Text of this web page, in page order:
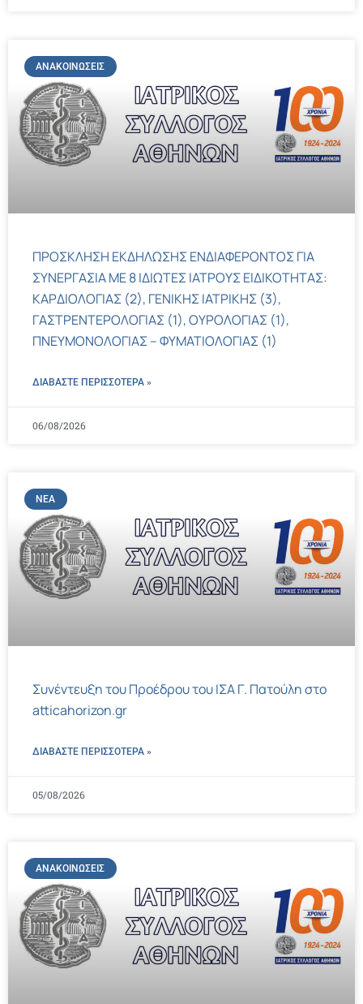
ΑΝΑΚΟΙΝΏΣΕΙΣ
ΠΡΟΣΚΛΗΣΗ ΕΚΔΗΛΩΣΗΣ ΕΝΔΙΑΦΕΡΟΝΤΟΣ ΓΙΑ
ΣΥΝΕΡΓΑΣΙΑ ΜΕ 8 ΙΔΙΩΤΕΣ ΙΑΤΡΟΥΣ ΕΙΔΙΚΟΤΗΤΑΣ:
ΚΑΡΔΙΟΛΟΓΙΑΣ (2), ΓΕΝΙΚΗΣ ΙΑΤΡΙΚΗΣ (3),
ΓΑΣΤΡΕΝΤΕΡΟΛΟΓΙΑΣ (1), ΟΥΡΟΛΟΓΙΑΣ (1),
ΠΝΕΥΜΟΝΟΛΟΓΙΑΣ – ΦΥΜΑΤΙΟΛΟΓΙΑΣ (1)
ΔΙΑΒΑΣΤΕ ΠΕΡΙΣΣΌΤΕΡΑ »
06/08/2026
ΝΈΑ
Συνέντευξη του Προέδρου του ΙΣΑ Γ. Πατούλη στο
atticahorizon.gr
ΔΙΑΒΑΣΤΕ ΠΕΡΙΣΣΌΤΕΡΑ »
05/08/2026
ΑΝΑΚΟΙΝΏΣΕΙΣ